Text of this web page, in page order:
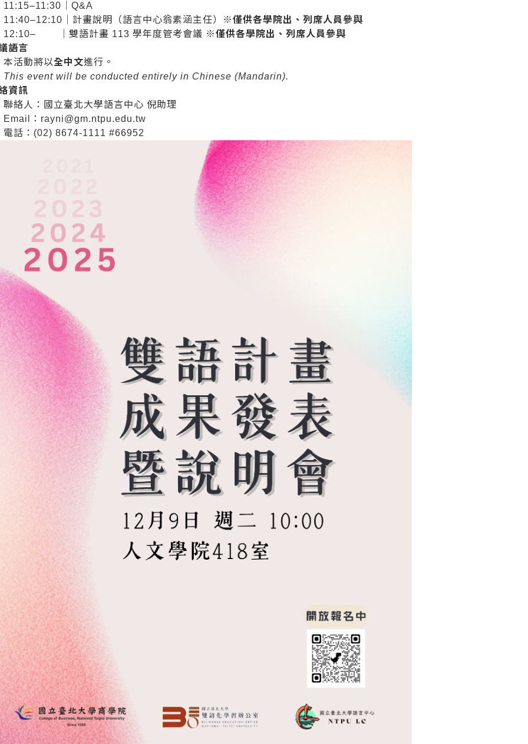
11:15–11:30｜Q&A
11:40–12:10｜計畫說明（語言中心翁素涵主任）※僅供各學院出、列席人員參與
12:10– ｜雙語計畫 113 學年度管考會議 ※僅供各學院出、列席人員參與
語言
本活動將以全中文進行。
This event will be conducted entirely in Chinese (Mandarin).
資訊
聯絡人：國立臺北大學語言中心 倪助理
Email： rayni@gm.ntpu.edu.tw
電話：(02) 8674-1111 #66952